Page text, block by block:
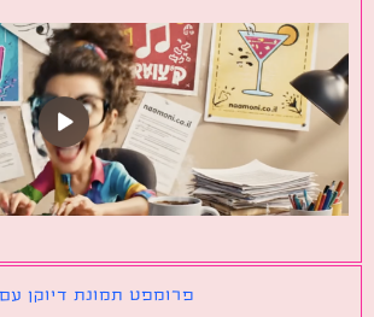
פרומפט תמונת דיוקן עם משפט